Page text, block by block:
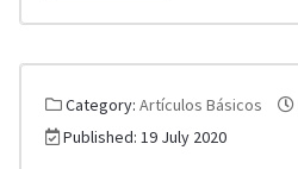
Category: Artículos Básicos
Published: 19 July 2020